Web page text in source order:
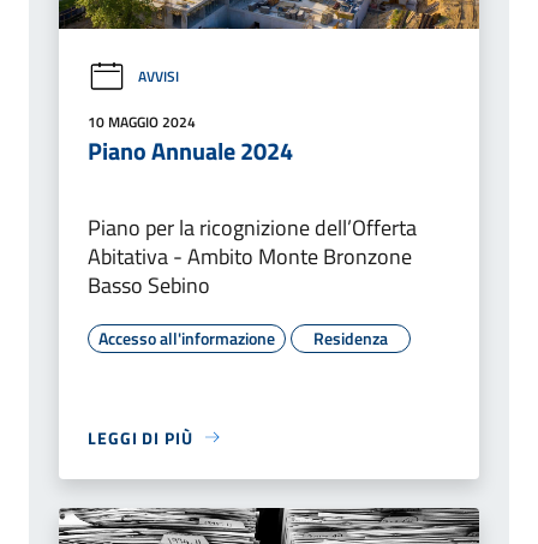
AVVISI
10 MAGGIO 2024
Piano Annuale 2024
Piano per la ricognizione dell’Offerta
Abitativa - Ambito Monte Bronzone
Basso Sebino
Accesso all'informazione Residenza
LEGGI DI PIÙ